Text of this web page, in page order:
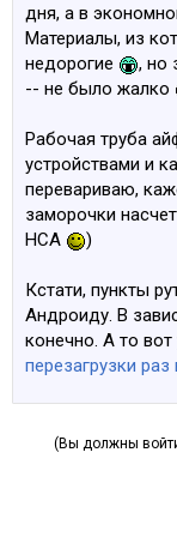
ответственный
начинаешь
все самое
среднячок
ты тратишь
для себя,
качественную
100 трубу
самсунг или
человек умный
определился в
любимом деле...
всем по айфону
дня, а в
Материалы, из
недорогие
, но
-- не было жалко
Рабочая труба
устройствами и
перевариваю,
заморочки
НСА
)
Кстати, пункты
Андроиду. В
конечно. А то
перезагрузки раз
(Вы должны войти